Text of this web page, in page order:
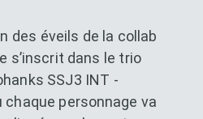
des éveils de la collab
s’inscrit dans le trio
SSJ3 INT -
chaque personnage va